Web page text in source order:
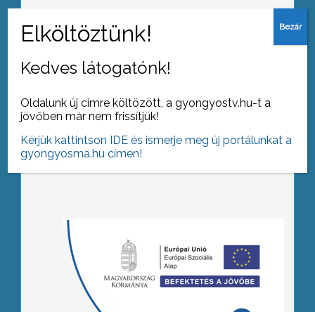
Tovább az archívumra
Kedves látogatónk!
Oldalunk új címre költözött, a gyongyostv.hu-t a
jövőben már nem frissítjük!
Kérjük kattintson IDE és ismerje meg új portálunkat a
gyongyosma.hu címen!